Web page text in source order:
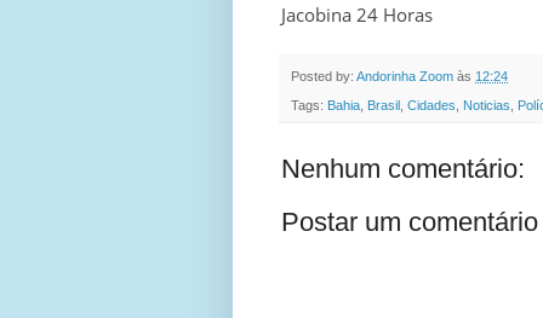
Jacobina 24 Horas
Posted by: Andorinha Zoom às 12:24
Tags: Bahia Brasil Cidades Noticias
Nenhum comentário:
Postar um comentário